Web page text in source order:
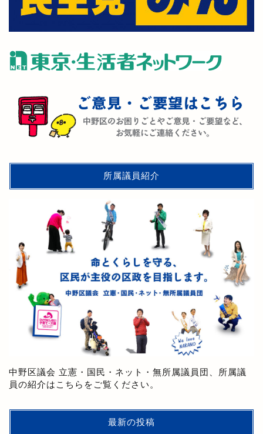
所属議員紹介
中野区議会 立憲・国民・ネット・無所属議員団、所属議
員の紹介はこちらをご覧ください。
最新の投稿